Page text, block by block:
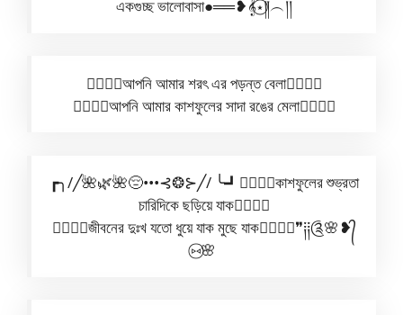
একগুচ্ছ ভালোবাসা●══❥𝄞⋆⃝༎︵།།
✿⃟✺⃟আপনি আমার শরৎ এর পড়ন্ত বেলা✿⃟✺⃟
✿⃟✺⃟আপনি আমার কাশফুলের সাদা রঙের মেলা✿⃟✺⃟
┏╮/╱🌺🌿🌺😔•••⊰❂⊱╱/ ╰┛✿⃟✺⃟কাশফুলের শুভ্রতা
চারিদিকে ছড়িয়ে যাক✿⃟✺⃟
✿⃟✺⃟জীবনের দুঃখ যতো ধুয়ে যাক মুছে যাক✿⃟✺⃟❞༐༐༊🌸❥᭄
⑅⃝🌸